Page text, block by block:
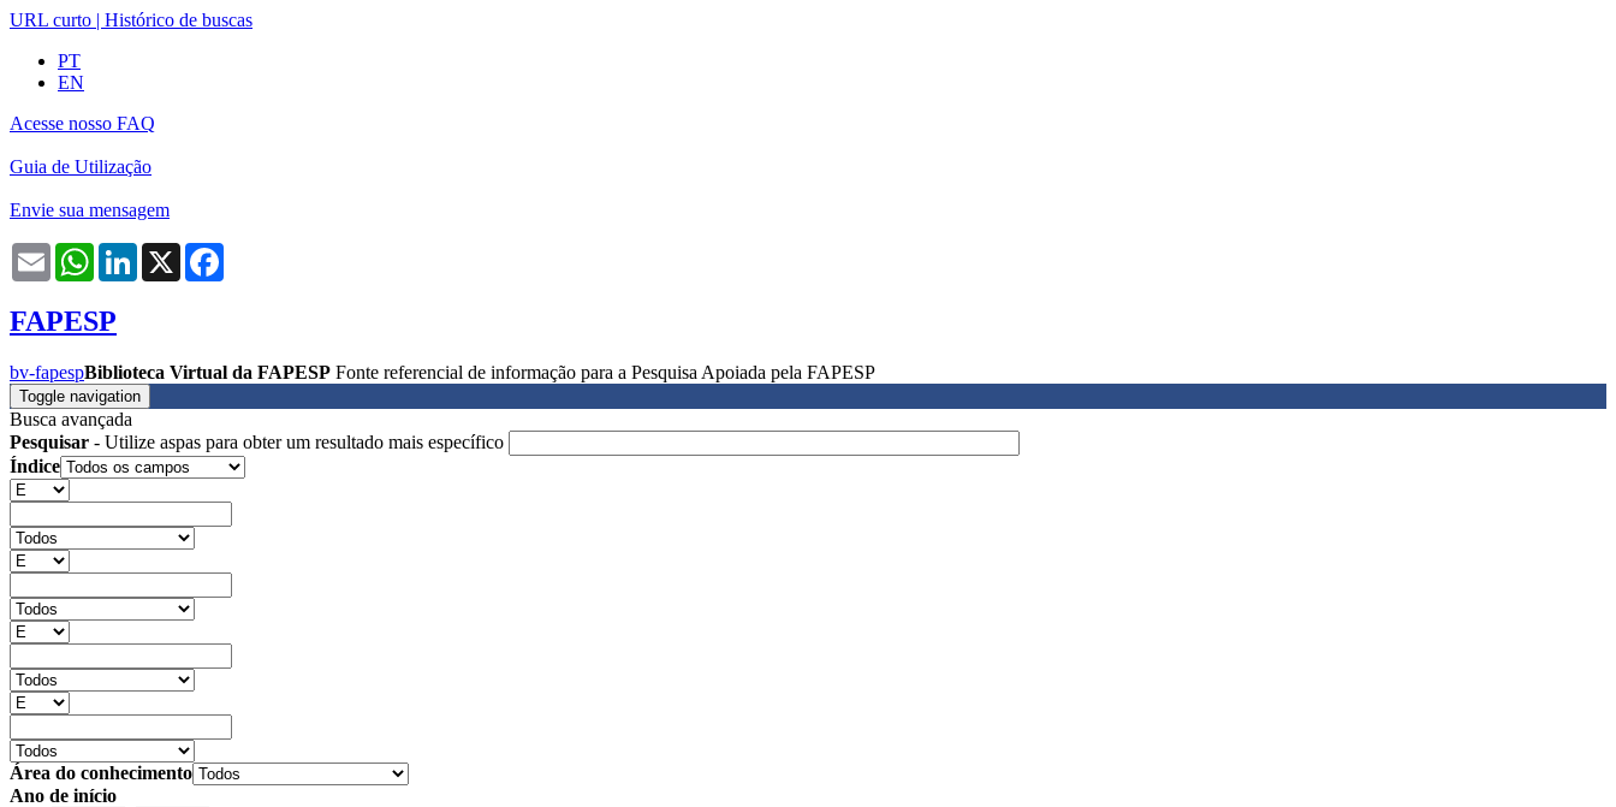
URL curto | Histórico de buscas
PT
EN
Acesse nosso FAQ
Guia de Utilização
Envie sua mensagem
Email WhatsAppLinkedIn
X
FAPESP
bv-fapespBiblioteca Virtual da FAPESP Fonte referencial de informação para a Pesquisa Apoiada pela FAPESP
Toggle navigation
Busca avançada
Pesquisar - Utilize aspas para obter um resultado mais específico
Índice
Área do conhecimento
Ano de início